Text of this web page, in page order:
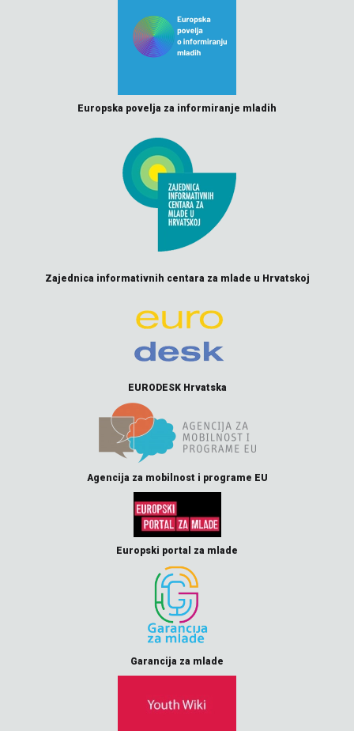
Europska povelja za informiranje mladih
Zajednica informativnih centara za mlade u Hrvatskoj
EURODESK Hrvatska
Agencija za mobilnost i programe EU
Europski portal za mlade
Garancija za mlade